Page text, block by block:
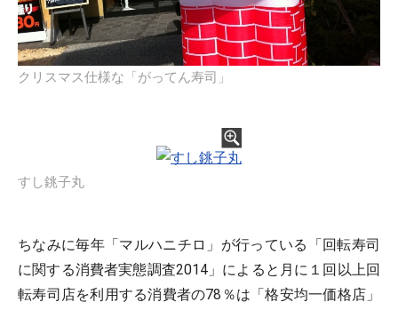
クリスマス仕様な「がってん寿司」
すし銚子丸
ちなみに毎年「マルハニチロ」が行っている「回転寿司
に関する消費者実態調査2014」によると月に１回以上回
転寿司店を利用する消費者の78％は「格安均一価格店」